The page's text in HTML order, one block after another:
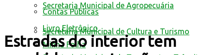
Contas Públicas
Livro Eletrônico
Minha Folha
Secretaria Municipal de Agropecuária
Secretaria Municipal de Cultura e Turismo
Estradas do interior tem